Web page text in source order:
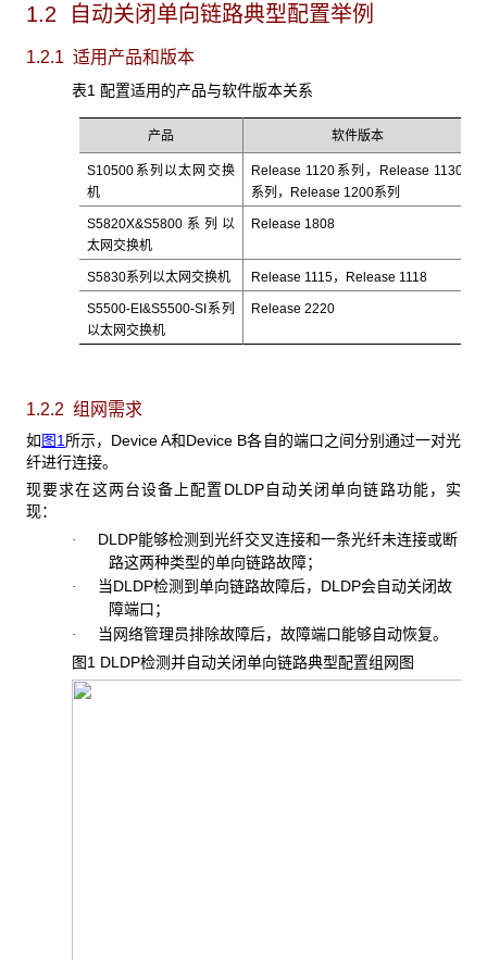
1.2 自动关闭单向链路典型配置举例
1.2.1 适用产品和版本
表1 配置适用的产品与软件版本关系
产品 软件版本
S10500系列以太网交换
机
Release 1120系列，Release 1130
系列，Release 1200系列
S5820X&S5800系列以
太网交换机
Release 1808
S5830系列以太网交换机 Release 1115，Release 1118
S5500-EI&S5500-SI系列
以太网交换机
Release 2220
1.2.2 组网需求
如图1 所示，Device A和Device B各自的端口之间分别通过一对光
纤进行连接。
现要求在这两台设备上配置DLDP自动关闭单向链路功能，实
现：
· DLDP能够检测到光纤交叉连接和一条光纤未连接或断
路这两种类型的单向链路故障；
· 当DLDP检测到单向链路故障后，DLDP会自动关闭故
障端口；
· 当网络管理员排除故障后，故障端口能够自动恢复。
图1 DLDP检测并自动关闭单向链路典型配置组网图